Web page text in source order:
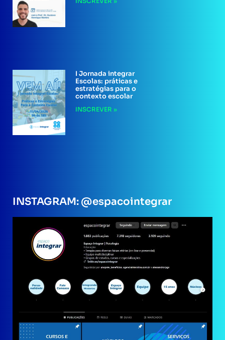
I Jornada integrar
Escolas: práticas e
estratégias para o
contexto escolar
INSCREVER »
INSTAGRAM: @espacointegrar